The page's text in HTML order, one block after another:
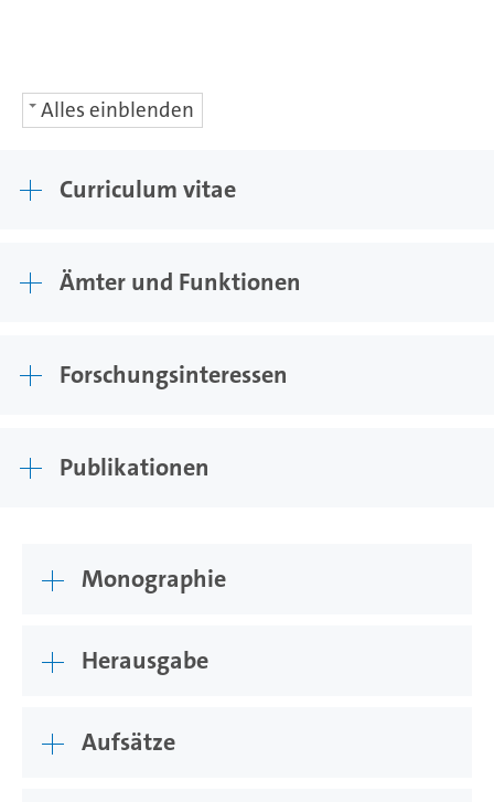
Alles einblenden
Curriculum vitae
Ämter und Funktionen
Forschungsinteressen
Publikationen
Monographie
Herausgabe
Aufsätze